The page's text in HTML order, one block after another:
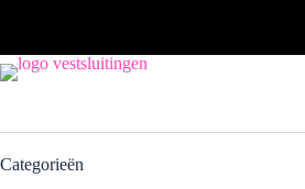
inhoud
Categorieën